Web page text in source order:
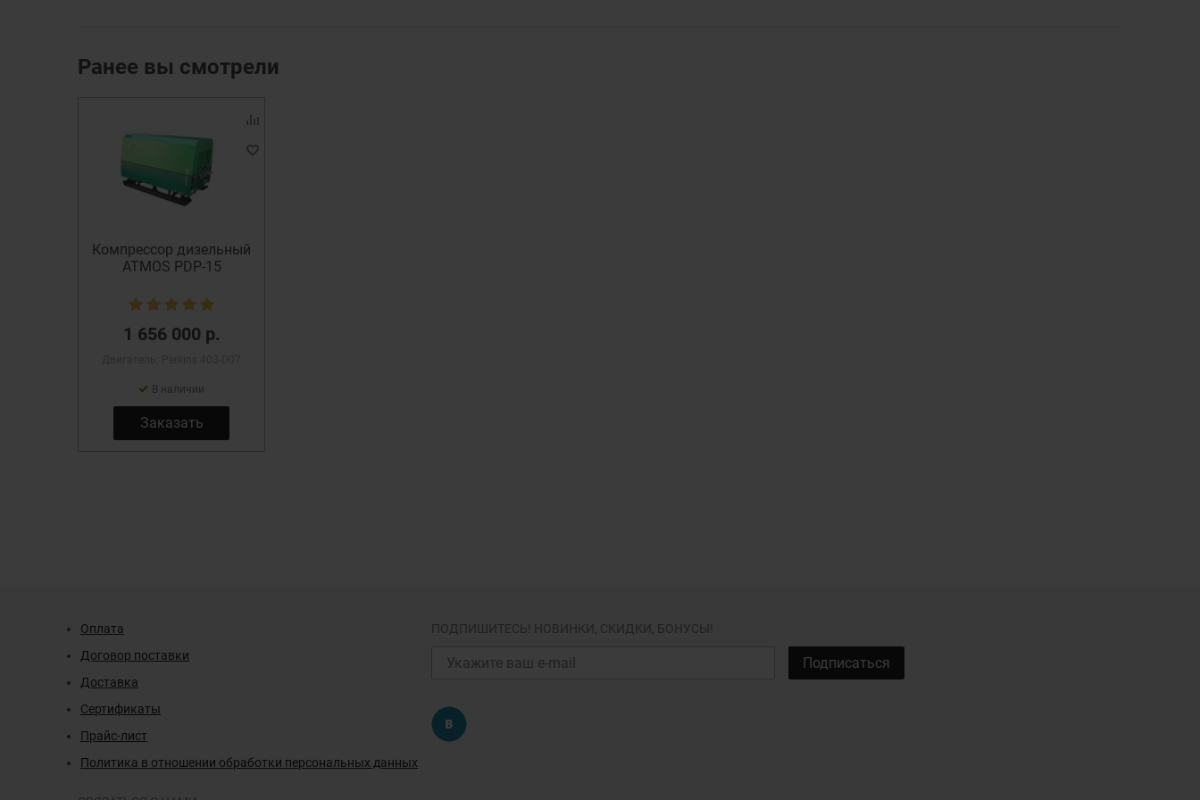
Ранее вы смотрели
Компрессор дизельный
ATMOS PDP-15
1 656 000 р.
В наличии
Заказать
Оплата
Договор поставки
Доставка
Сертификаты
Прайс-лист
Политика в отношении обработки персональных данных
ПОДПИШИТЕСЬ! НОВИНКИ, СКИДКИ, БОНУСЫ!